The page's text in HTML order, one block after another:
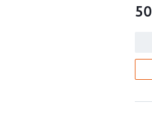
50